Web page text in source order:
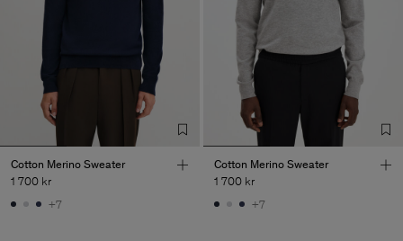
Cotton Merino Sweater
1 700 kr
+7
Cotton Merino Sweater
1 700 kr
+7